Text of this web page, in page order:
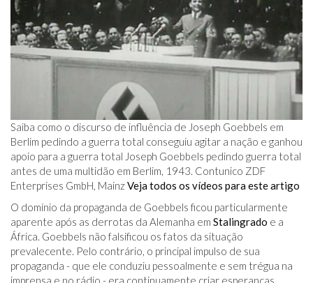
Saiba como o discurso de influência de Joseph Goebbels em
Berlim pedindo a guerra total conseguiu agitar a nação e ganhou
apoio para a guerra total Joseph Goebbels pedindo guerra total
antes de uma multidão em Berlim, 1943. Contunico ZDF
Enterprises GmbH, Mainz Veja todos os vídeos para este artigo
O domínio da propaganda de Goebbels ficou particularmente
aparente após as derrotas da Alemanha em Stalingrado e a
África. Goebbels não falsificou os fatos da situação
prevalecente. Pelo contrário, o principal impulso de sua
propaganda - que ele conduziu pessoalmente e sem trégua na
imprensa e no rádio - era continuamente criar esperanças,